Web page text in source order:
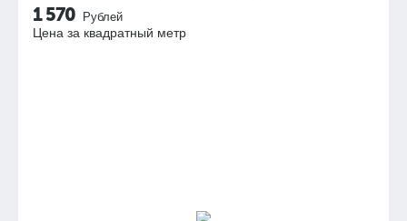
1 570 Рублей
Цена за квадратный метр